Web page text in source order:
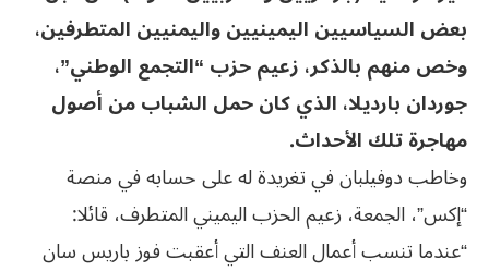
بعض السياسيين اليمينيين واليمنيين المتطرفين،
وخص منهم بالذكر، زعيم حزب “التجمع الوطني”،
جوردان بارديلا، الذي كان حمل الشباب من أصول
مهاجرة تلك الأحداث.
وخاطب دوفيلبان في تغريدة له على حسابه في منصة
“إكس”، الجمعة، زعيم الحزب اليميني المتطرف، قائلا:
“عندما تنسب أعمال العنف التي أعقبت فوز باريس سان